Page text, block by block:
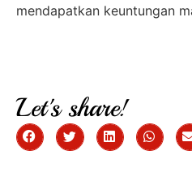
mendapatkan keuntungan
Let's share!